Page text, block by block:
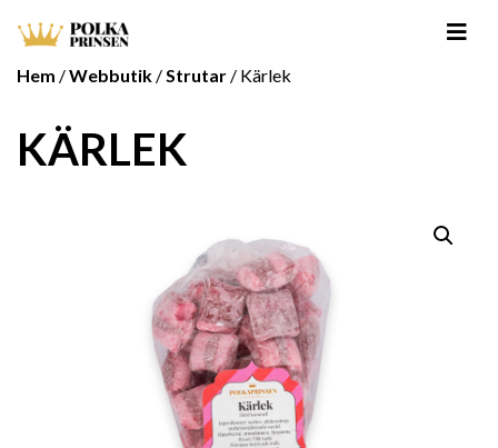
Hem /Webbutik /Strutar / Kärlek
KÄRLEK